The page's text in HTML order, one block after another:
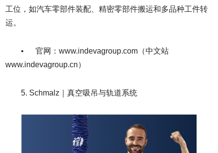
工位，如汽车零部件装配、精密零部件搬运和多品种工件转
运。
• 官网：www.indevagroup.com（中文站
www.indevagroup.cn）
5. Schmalz｜真空吸吊与轨道系统